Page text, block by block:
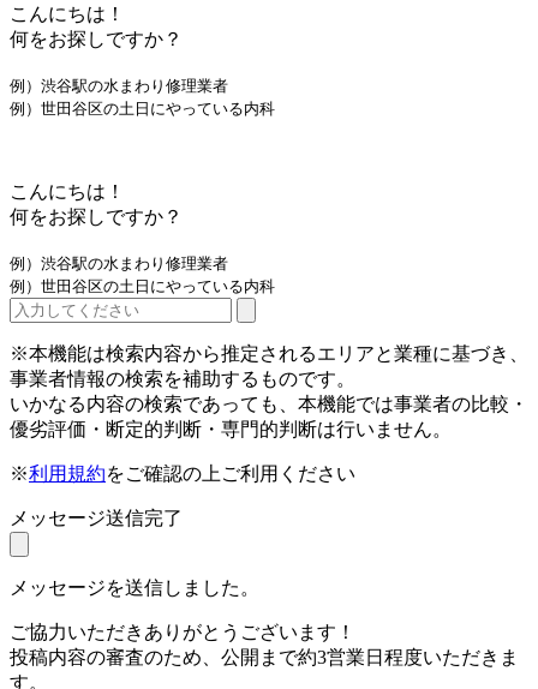
こんにちは！
何をお探しですか？
例）渋谷駅の水まわり修理業者
例）世田谷区の土日にやっている内科
こんにちは！
何をお探しですか？
例）渋谷駅の水まわり修理業者
例）世田谷区の土日にやっている内科
※本機能は検索内容から推定されるエリアと業種に基づき、
事業者情報の検索を補助するものです。
いかなる内容の検索であっても、本機能では事業者の比較・
優劣評価・断定的判断・専門的判断は行いません。
※利用規約をご確認の上ご利用ください
メッセージ送信完了
メッセージを送信しました。
ご協力いただきありがとうございます！
投稿内容の審査のため、公開まで約3営業日程度いただきま
す。